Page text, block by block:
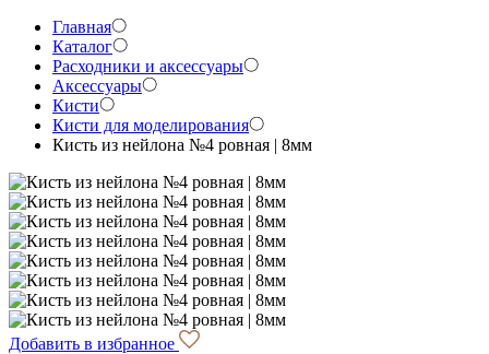
Главная
Каталог
Расходники и аксессуары
Аксессуары
Кисти
Кисти для моделирования
Кисть из нейлона №4 ровная | 8мм
Добавить в избранное